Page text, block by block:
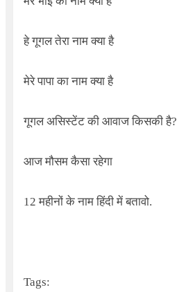
हे गूगल तेरा नाम क्या है
मेरे पापा का नाम क्या है
गूगल असिस्टेंट की आवाज किसकी है?
आज मौसम कैसा रहेगा
12 महीनों के नाम हिंदी में बतावो.
Tags: